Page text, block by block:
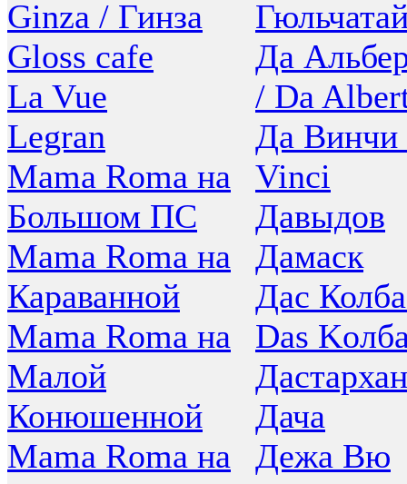
Ginza / Гинза
Gloss cafe
La Vue
Legran
Mama Roma на
Большом ПС
Mama Roma на
Караванной
Mama Roma на
Малой
Конюшенной
Mama Roma на
Да
/ Da
Да Винчи
Vinci
Давыдов
Дамаск
Дас
Das
Дастархан
Дача
Дежа Вю